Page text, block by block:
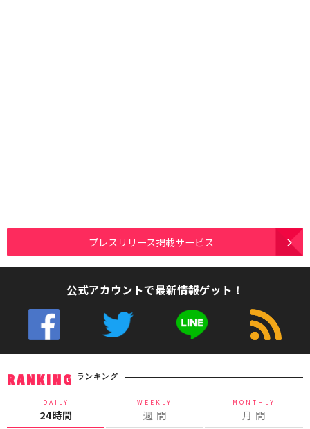
プレスリリース掲載サービス
公式アカウントで最新情報ゲット！
RANKING ランキング
DAILY
24時間
WEEKLY
週 間
MONTHLY
月 間